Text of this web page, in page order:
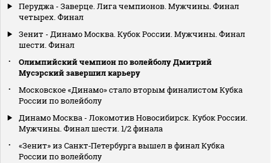
Перуджа - Заверце. Лига чемпионов. Мужчины. Финал
четырех. Финал
Зенит - Динамо Москва. Кубок России. Мужчины. Финал
шести. Финал
Олимпийский чемпион по волейболу Дмитрий
Мусэрский завершил карьеру
Московское «Динамо» стало вторым финалистом Кубка
России по волейболу
Динамо Москва - Локомотив Новосибирск. Кубок России.
Мужчины. Финал шести. 1/2 финала
«Зенит» из Санкт‑Петербурга вышел в финал Кубка
России по волейболу